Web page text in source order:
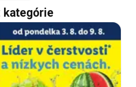
kategórie